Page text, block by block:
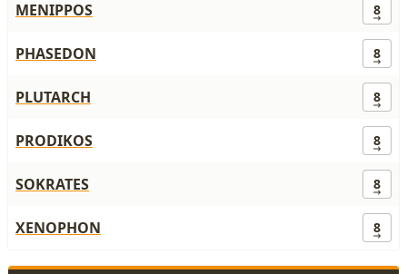
MENIPPOS 8
PHASEDON 8
PLUTARCH 8
PRODIKOS 8
SOKRATES 8
XENOPHON 8